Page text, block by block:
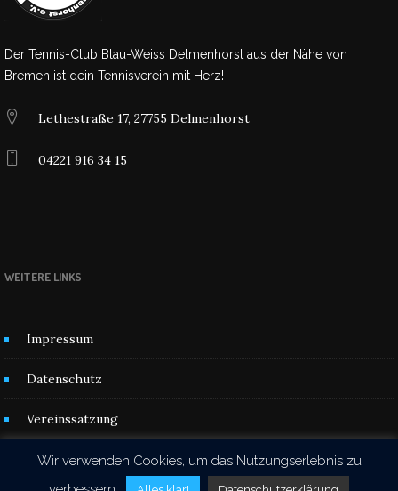
Der Tennis-Club Blau-Weiss Delmenhorst aus der Nähe von
Bremen ist dein Tennisverein mit Herz!
Lethestraße 17, 27755 Delmenhorst
04221 916 34 15
WEITERE LINKS
Impressum
Datenschutz
Vereinssatzung
Kontakt
Wir verwenden Cookies, um das Nutzungserlebnis zu